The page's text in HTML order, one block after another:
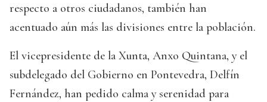
respecto a otros ciudadanos, también han
acentuado aún más las divisiones entre la población.
El vicepresidente de la Xunta, Anxo Quintana, y el
subdelegado del Gobierno en Pontevedra, Delfín
Fernández, han pedido calma y serenidad para